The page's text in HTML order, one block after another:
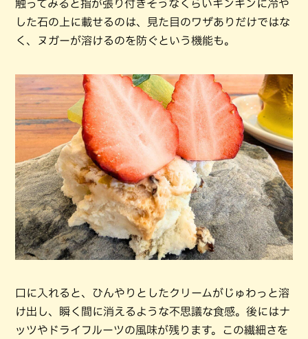
触ってみると指が張り付きそうなくらいキンキンに冷や
した石の上に載せるのは、見た目のワザありだけではな
く、ヌガーが溶けるのを防ぐという機能も。
口に入れると、ひんやりとしたクリームがじゅわっと溶
け出し、瞬く間に消えるような不思議な食感。後にはナ
ッツやドライフルーツの風味が残ります。この繊細さを